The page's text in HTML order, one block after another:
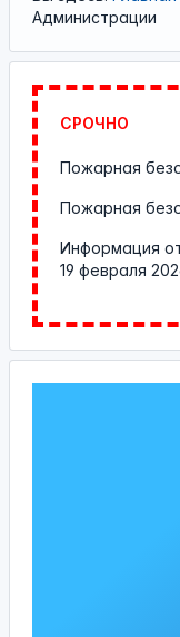
Администрации
СРОЧНО
Пожарная
Пожарная
Информация
19 февраля